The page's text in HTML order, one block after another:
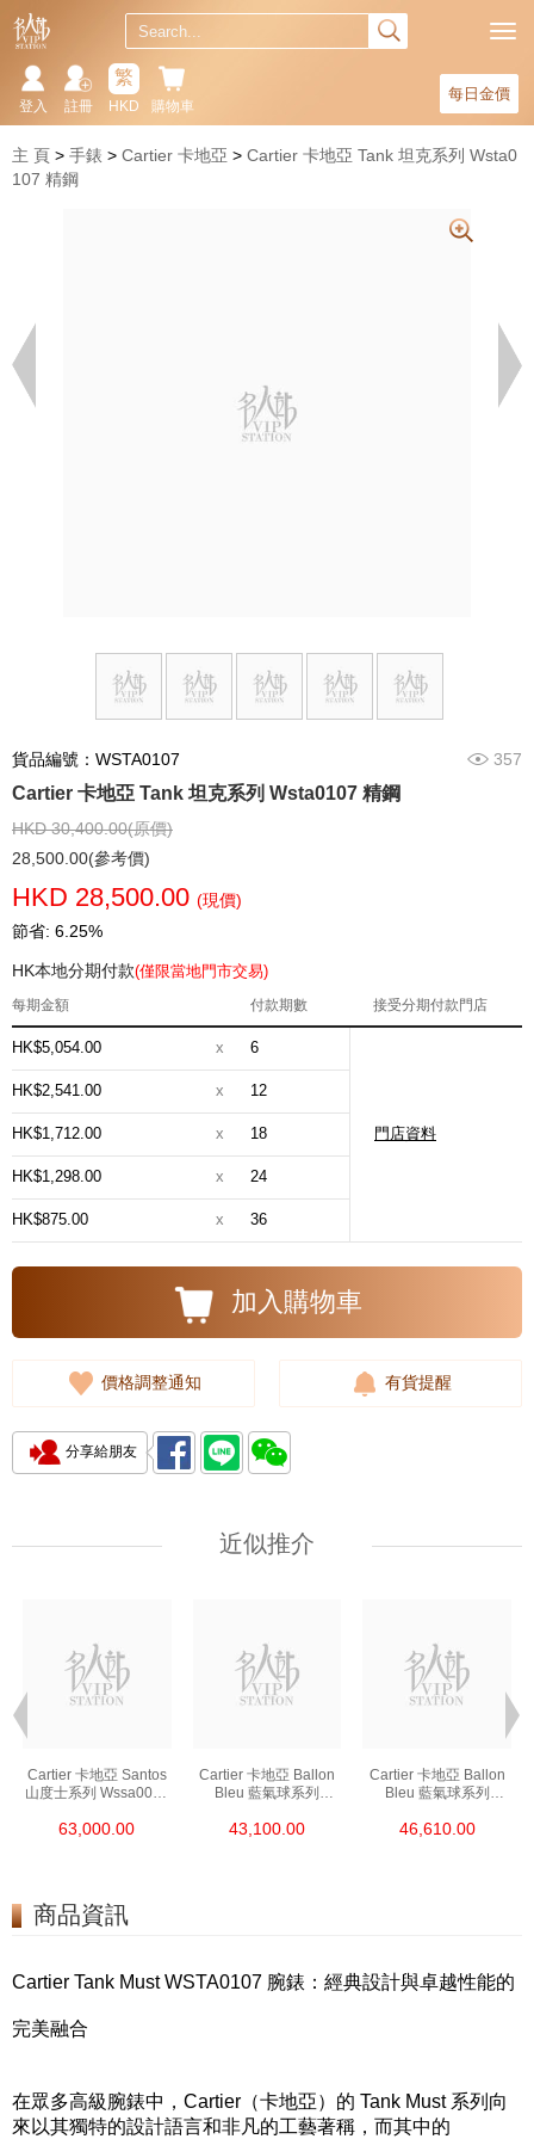
每日金價
購物車
繁
HKD
註冊
登入
主 頁 手錶 Cartier 卡地亞
Cartier 卡地亞 Tank 坦克系列 Wsta0
107 精鋼
貨品編號：WSTA0107 357
Cartier 卡地亞 Tank 坦克系列 Wsta0107 精鋼
HKD 30,400.00(原價)
28,500.00(參考價)
HKD 28,500.00 (現價)
節省: 6.25%
HK本地分期付款(僅限當地門市交易)
每期金額 付款期數 接受分期付款門店
HK$5,054.00 x 6
門店資料
HK$2,541.00 x 12
HK$1,712.00 x 18
HK$1,298.00 x 24
HK$875.00 x 36
加入購物車
價格調整通知 有貨提醒
分享給朋友
近似推介
Cartier 卡地亞 Santos
山度士系列 Wssa0018
63,000.00
Cartier 卡地亞 Ballon
Bleu 藍氣球系列
43,100.00
Cartier 卡地亞 Ballon
Bleu 藍氣球系列
46,610.00
商品資訊
Cartier Tank Must WSTA0107 腕錶：經典設計與卓越性能的
完美融合
在眾多高級腕錶中，Cartier（卡地亞）的 Tank Must 系列向
來以其獨特的設計語言和非凡的工藝著稱，而其中的